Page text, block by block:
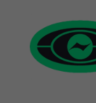
contenuto